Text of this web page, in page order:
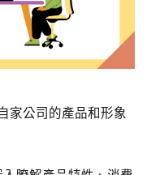
家公司的產品和形象